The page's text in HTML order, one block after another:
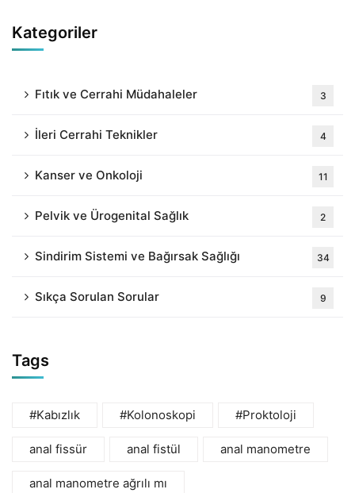
Kategoriler
Fıtık ve Cerrahi Müdahaleler 3
İleri Cerrahi Teknikler 4
Kanser ve Onkoloji 11
Pelvik ve Ürogenital Sağlık 2
Sindirim Sistemi ve Bağırsak Sağlığı 34
Sıkça Sorulan Sorular 9
Tags
#Kabızlık #Kolonoskopi #Proktoloji
anal fissür anal fistül anal manometre
anal manometre ağrılı mı